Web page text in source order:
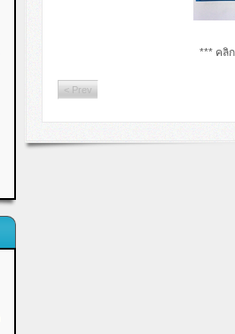
*** คลิ
< Prev